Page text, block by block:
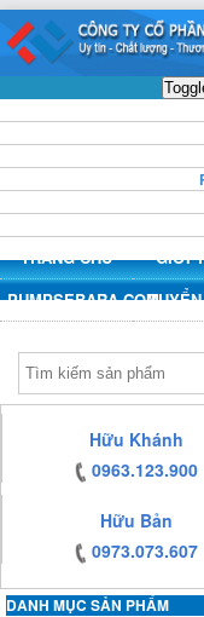
https:/www.high-
endrolex.com/13
https:/www.high-
endrolex.com/13
https:/www.high-
endrolex.com/13
https:/www.high-
endrolex.com/13
TRANG CHỦ GIỚI
PUMPSEBARA.COM
endrolex.com/13Hữu Khánh
0963.123.900
Hữu Bản
0973.073.607
DANH MỤC SẢN PHẨM